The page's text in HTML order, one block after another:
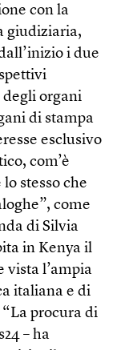
con la
giudiziaria,
i due
organi
di stampa
esclusivo
com’è
stesso che
come
di Silvia
in Kenya il
vista l’ampia
italiana e di
“La procura di
– ha